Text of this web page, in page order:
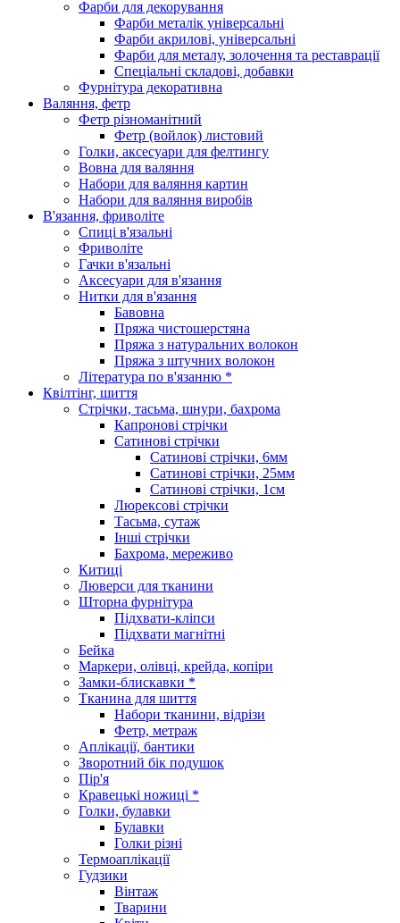
Фарби для декорування
Фарби металік універсальні
Фарби акрилові, універсальні
Фарби для металу, золочення та реставрації
Спеціальні складові, добавки
Фурнітура декоративна
Валяння, фетр
Фетр різноманітний
Фетр (войлок) листовий
Голки, аксесуари для фелтингу
Вовна для валяння
Набори для валяння картин
Набори для валяння виробів
В'язання, фриволіте
Спиці в'язальні
Фриволіте
Гачки в'язальні
Аксесуари для в'язання
Нитки для в'язання
Бавовна
Пряжа чистошерстяна
Пряжа з натуральних волокон
Пряжа з штучних волокон
Література по в'язанню *
Квілтінг, шиття
Стрічки, тасьма, шнури, бахрома
Капронові стрічки
Сатинові стрічки
Сатинові стрічки, 6мм
Сатинові стрічки, 25мм
Сатинові стрічки, 1см
Люрексові стрічки
Тасьма, сутаж
Інші стрічки
Бахрома, мереживо
Китиці
Люверси для тканини
Шторна фурнітура
Підхвати-кліпси
Підхвати магнітні
Бейка
Маркери, олівці, крейда, копіри
Замки-блискавки *
Тканина для шиття
Набори тканини, відрізи
Фетр, метраж
Аплікації, бантики
Зворотний бік подушок
Пір'я
Кравецькі ножиці *
Голки, булавки
Булавки
Голки різні
Термоаплікації
Гудзики
Вінтаж
Тварини